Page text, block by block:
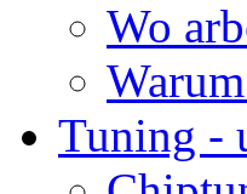
Wo
Tuning -